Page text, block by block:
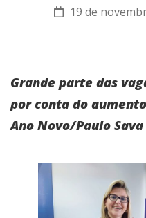
19 de
Grande parte das
por conta do
Ano Novo/Paulo Sava